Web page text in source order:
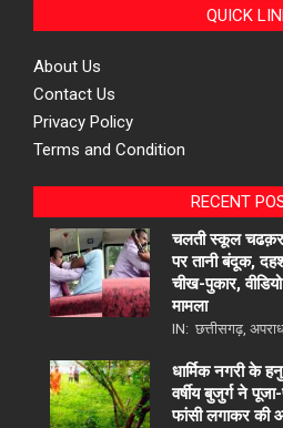
QUICK
About Us
Contact Us
Privacy Policy
Terms and Condition
RECENT
चलती स्कूल चढक़र
पर तानी बंदूक,
चीख-पुकार,
मामला
IN: छत्तीसगढ़
धार्मिक नगरी के
वर्षीय बुजुर्ग ने
फांसी लगाकर की